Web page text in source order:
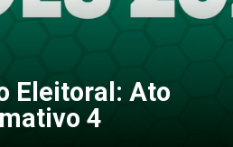
Eleitoral: Ato
4